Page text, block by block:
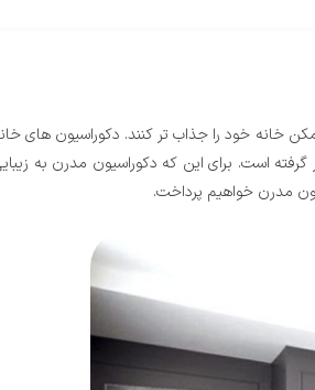
خانه خود را جذاب تر کنند. دکوراسیون های
است. برای این که دکوراسیون مدرن به
مدرن خواهیم پرداخت.